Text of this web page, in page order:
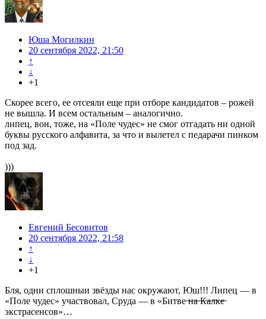
Юша Могилкин
20 сентября 2022, 21:50
↑
↓
+1
Скорее всего, ее отсеяли еще при отборе кандидатов – рожей
не вышла. И всем остальным – аналогично.
липец, вон, тоже, на «Поле чудес» не смог отгадать ни одной
буквы русского алфавита, за что и вылетел с педарачи пинком
под зад.
)))
Евгений Бесовитов
20 сентября 2022, 21:58
↑
↓
+1
Бля, одни сплошныи звёзды нас окружают, Юш!!! Липец — в
«Поле чудес» участвовал, Сруда — в «Битве ̶н̶а̶ ̶К̶а̶л̶к̶е̶
экстрасенсов»…